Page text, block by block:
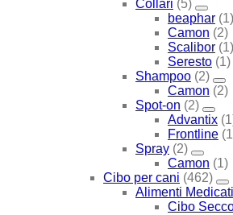
Collari (5)
beaphar (1)
Camon (2)
Scalibor (1)
Seresto (1)
Shampoo (2)
Camon (2)
Spot-on (2)
Advantix
Frontline
Spray (2)
Camon (1)
Cibo per cani (462)
Alimenti Medicati
Cibo